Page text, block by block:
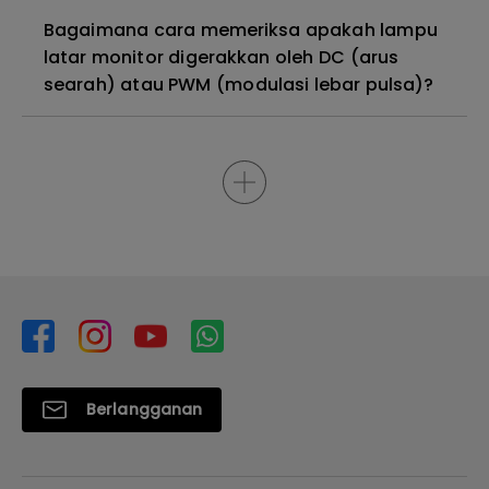
Bagaimana cara memeriksa apakah lampu
latar monitor digerakkan oleh DC (arus
searah) atau PWM (modulasi lebar pulsa)?
Berlangganan